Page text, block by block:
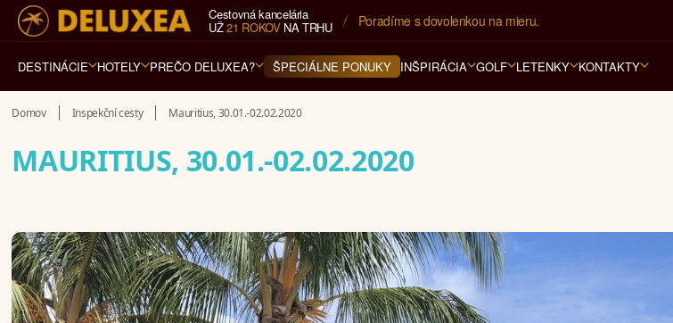
Cestovná kancelária
UŽ21 ROKOVNA TRHU 5* cestovná kancelária na luxusnú dovolenku od 4.000 EUR.
DESTINÁCIE HOTELY PREČO DELUXEA? ŠPECIÁLNE PONUKY INŠPIRÁCIA GOLF LETENKY KONTAKTY
Domov Inspekční cesty Mauritius, 30.01.-02.02.2020
MAURITIUS, 30.01.-02.02.2020